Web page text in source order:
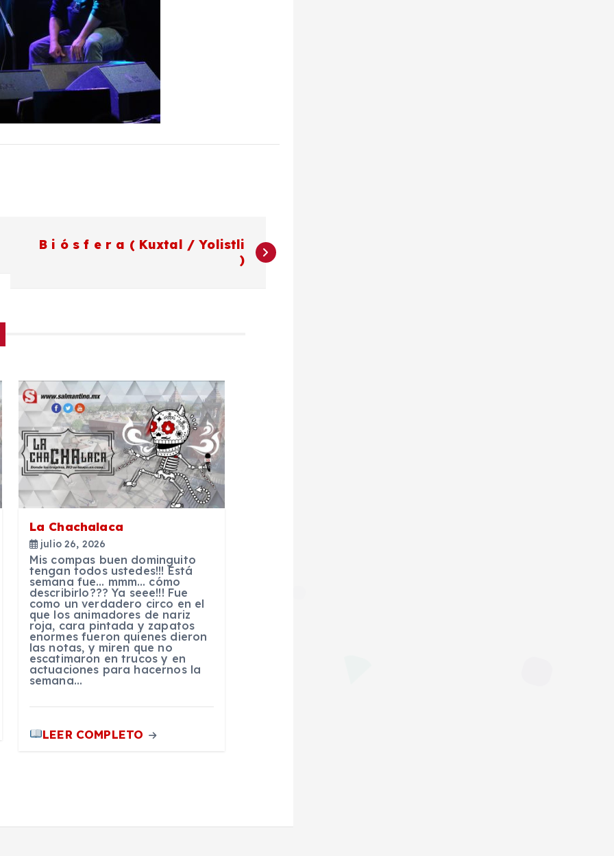
B i ó s f e r a ( Kuxtal / Yolistli
)
La Chachalaca
julio 26, 2026
Mis compas buen dominguito
tengan todos ustedes!!! Está
semana fue… mmm… cómo
describirlo??? Ya seee!!! Fue
como un verdadero circo en el
que los animadores de nariz
roja, cara pintada y zapatos
enormes fueron quienes dieron
las notas, y miren que no
escatimaron en trucos y en
actuaciones para hacernos la
semana…
LEER COMPLETO